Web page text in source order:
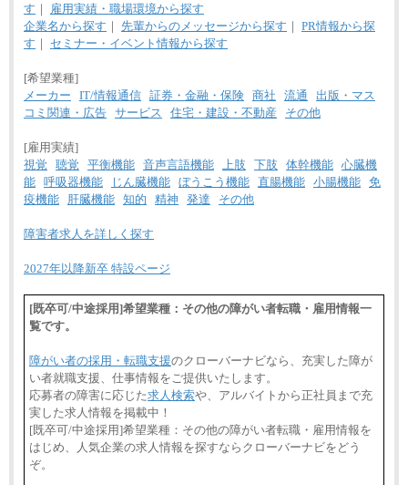
す ｜
雇用実績・職場環境から探す
企業名から探す ｜ 先輩からのメッセージから探す ｜ PR情報から探
す ｜ セミナー・イベント情報から探す
[希望業種]
メーカー
IT/情報通信 証券・金融・保険 商社 流通
出版・マス
コミ関連・広告 サービス 住宅・建設・不動産 その他
[雇用実績]
視覚
聴覚 平衡機能 音声言語機能 上肢 下肢 体幹機能 心臓機
能 呼吸器機能 じん臓機能 ぼうこう機能 直腸機能 小腸機能 免
疫機能
肝臓機能 知的 精神 発達 その他
障害者求人を詳しく探す
2027年以降新卒 特設ページ
[既卒可/中途採用]希望業種：その他の障がい者転職・雇用情報一
覧です。
障がい者の採用・転職支援のクローバーナビなら、充実した障が
い者就職支援、仕事情報をご提供いたします。
応募者の障害に応じた求人検索や、アルバイトから正社員まで充
実した求人情報を掲載中！
[既卒可/中途採用]希望業種：その他の障がい者転職・雇用情報を
はじめ、人気企業の求人情報を探すならクローバーナビをどう
ぞ。